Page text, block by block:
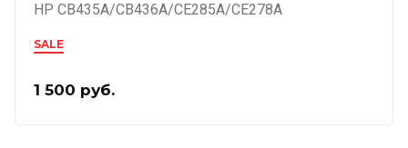
HP CB435A/CB436A/CE285A/CE278A
SALE
1 500 руб.